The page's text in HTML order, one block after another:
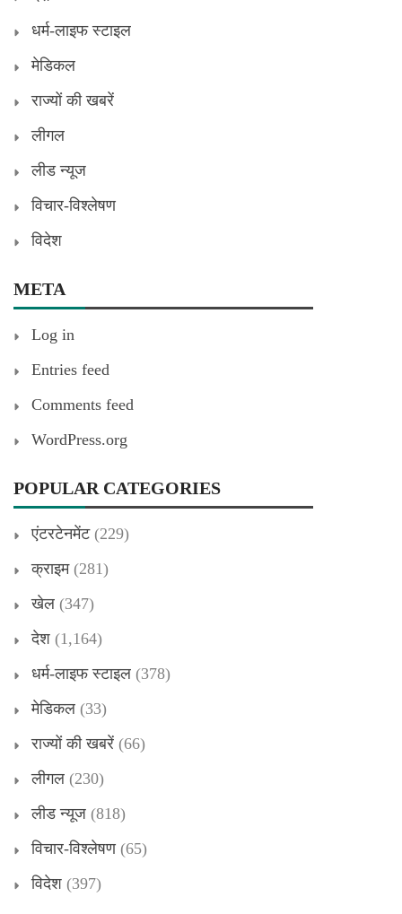
धर्म-लाइफ स्टाइल
मेडिकल
राज्यों की खबरें
लीगल
लीड न्यूज
विचार-विश्लेषण
विदेश
META
Log in
Entries feed
Comments feed
WordPress.org
POPULAR CATEGORIES
एंटरटेनमेंट(229)
क्राइम(281)
खेल (347)
देश (1,164)
धर्म-लाइफ स्टाइल (378)
मेडिकल (33)
राज्यों की खबरें (66)
लीगल (230)
लीड न्यूज (818)
विचार-विश्लेषण(65)
विदेश (397)